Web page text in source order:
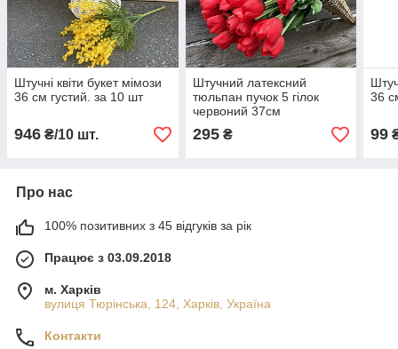
Штучні квіти букет мімози
36 см густий. за 10 шт
946 ₴/10 шт.
Штучний латексний
тюльпан пучок 5 гілок
червоний 37см
295₴
36
99
Про нас
100% позитивних з 45 відгуків за рік
Працює з 03.09.2018
м. Харків
вулиця Тюрінська, 124, Харків, Україна
Контакти